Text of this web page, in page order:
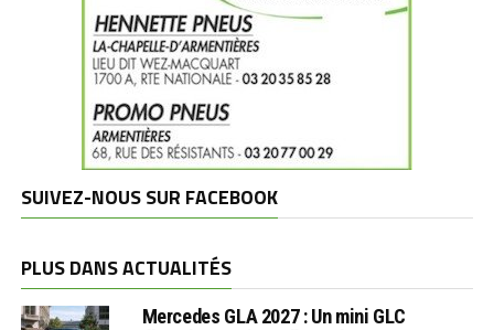
SUIVEZ-NOUS SUR FACEBOOK
PLUS DANS ACTUALITÉS
Mercedes GLA 2027 : Un mini GLC